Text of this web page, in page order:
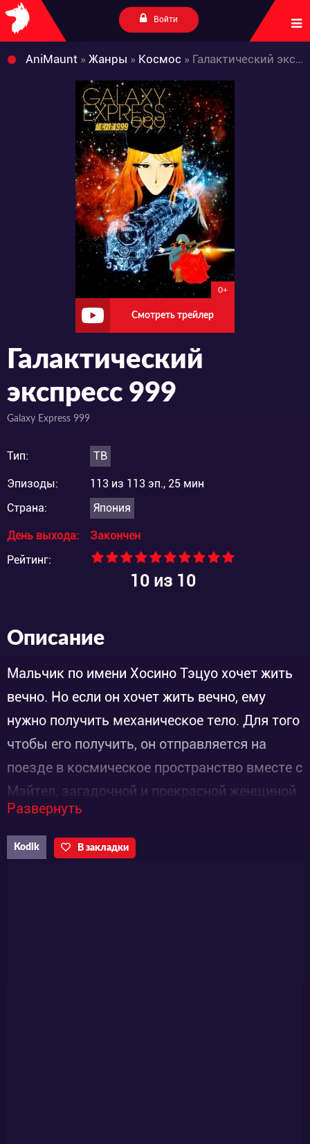
Войти
AniMaunt » Жанры » Космос » Галактический экспресс 999
0+
Смотреть трейлер
Галактический
экспресс 999
Galaxy Express 999
Тип: ТВ
Эпизоды:
113 из 113 эп., 25 мин
Страна:
Япония
День выхода:
Закончен
Рейтинг:
10из 10
Описание
Мальчик по имени Хосино Тэцуо хочет жить
вечно. Но если он хочет жить вечно, ему
нужно получить механическое тело. Для того
чтобы его получить, он отправляется на
поезде в космическое пространство вместе с
Мэйтел, загадочной и прекрасной женщиной
(поезд называется Галактический экспресс
999). Сериал, в котором с Тэцуо происходят
различные приключения и встречи с
Развернуть
Kodik В закладки